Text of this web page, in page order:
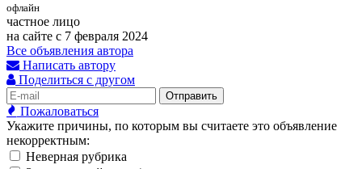
офлайн
частное лицо
на сайте с 7 февраля 2024
Все объявления автора
Написать автору
Поделиться с другом
Отправить
Пожаловаться
Укажите причины, по которым вы считаете это объявление
некорректным:
Неверная рубрика